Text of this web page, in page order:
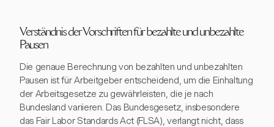
Verständnis der Vorschriften für bezahlte und unbezahlte
Pausen
Die genaue Berechnung von bezahlten und unbezahlten
Pausen ist für Arbeitgeber entscheidend, um die Einhaltung
der Arbeitsgesetze zu gewährleisten, die je nach
Bundesland variieren. Das Bundesgesetz, insbesondere
das Fair Labor Standards Act (FLSA), verlangt nicht, dass